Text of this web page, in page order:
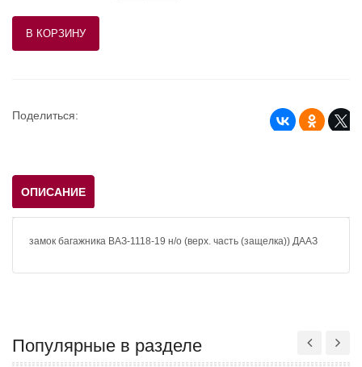
Поделиться:
ОПИСАНИЕ
замок багажника ВАЗ-1118-19 н/о (верх. часть (защелка)) ДААЗ
Популярные в разделе